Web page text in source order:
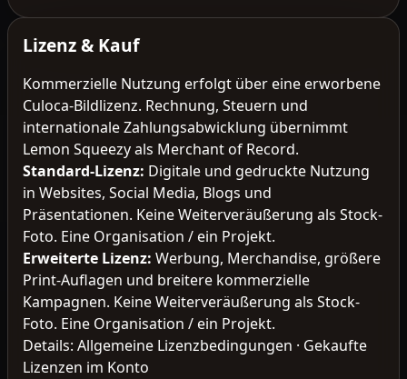
Lizenz & Kauf
Kommerzielle Nutzung erfolgt über eine erworbene
Culoca-Bildlizenz. Rechnung, Steuern und
internationale Zahlungsabwicklung übernimmt
Lemon Squeezy als Merchant of Record.
Standard-Lizenz: Digitale und gedruckte Nutzung
in Websites, Social Media, Blogs und
Präsentationen. Keine Weiterveräußerung als Stock-
Foto. Eine Organisation / ein Projekt.
Erweiterte Lizenz: Werbung, Merchandise, größere
Print-Auflagen und breitere kommerzielle
Kampagnen. Keine Weiterveräußerung als Stock-
Foto. Eine Organisation / ein Projekt.
Details: Allgemeine Lizenzbedingungen · Gekaufte
Lizenzen im Konto